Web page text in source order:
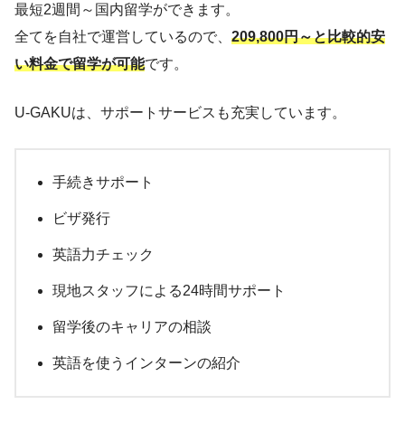
最短2週間～国内留学ができます。
全てを自社で運営しているので、 209,800円～と比較的安
い料金で留学が可能です。
U-GAKUは、サポートサービスも充実しています。
手続きサポート
ビザ発行
英語力チェック
現地スタッフによる24時間サポート
留学後のキャリアの相談
英語を使うインターンの紹介